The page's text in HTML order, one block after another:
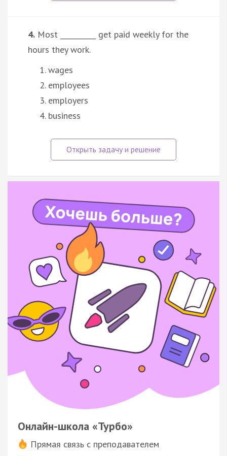
4. Most __________ get paid weekly for the
hours they work.
wages
employees
employers
business
Онлайн-школа «Турбо»
Прямая связь с преподавателем